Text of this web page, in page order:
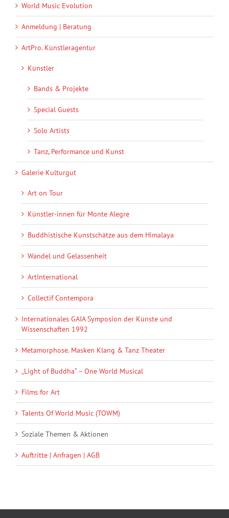
World Music Evolution
Anmeldung | Beratung
ArtPro. Künstleragentur
Künstler
Bands & Projekte
Special Guests
Solo Artists
Tanz, Performance und Kunst
Galerie Kulturgut
Art on Tour
Künstler-innen für Monte Alegre
Buddhistische Kunstschätze aus dem Himalaya
Wandel und Gelassenheit
ArtInternational
Collectif Contempora
Internationales GAIA Symposion der Künste und
Wissenschaften 1992
Metamorphose. Masken Klang & Tanz Theater
„Light of Buddha“ – One World Musical
Films for Art
Talents Of World Music (TOWM)
Soziale Themen & Aktionen
Auftritte | Anfragen | AGB